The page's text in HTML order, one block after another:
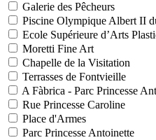
Galerie des Pêcheurs
Piscine Olympique Albert II
Ecole Supérieure d’Arts
Moretti Fine Art
Chapelle de la Visitation
Terrasses de Fontvieille
A Fàbrica - Parc Princesse
Rue Princesse Caroline
Place d'Armes
Parc Princesse Antoinette